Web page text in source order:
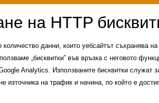
количество данни, които уебсайтът съхранява
„бисквитки” във връзка с неговото
Analytics. Използваните бисквитки служат
източника на трафик и начина, по който е